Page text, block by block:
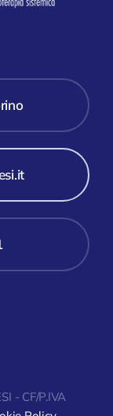
- CF/P.IVA